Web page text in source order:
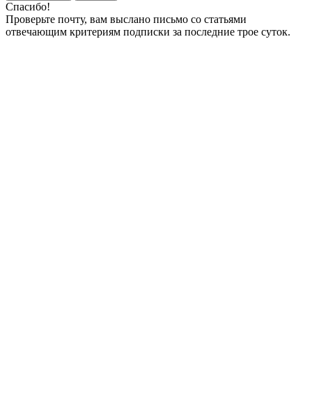
Спасибо!
Проверьте почту, вам выслано письмо со статьями
отвечающим критериям подписки за последние трое суток.